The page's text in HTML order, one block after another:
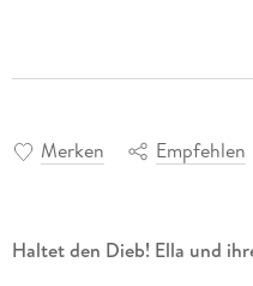
Merken Empfehlen
Haltet den Dieb! Ella und